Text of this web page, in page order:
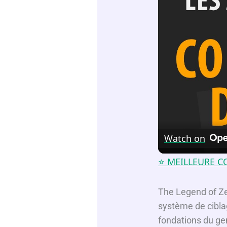
Watch on
⭐️ MEILLEURE
The Legend of
système de
fondations du